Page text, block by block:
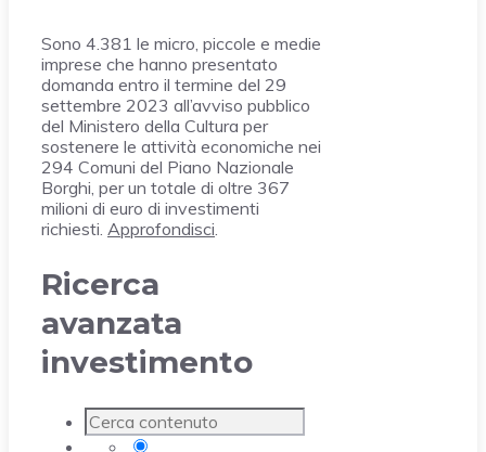
Sono 4.381 le micro, piccole e medie
imprese che hanno presentato
domanda entro il termine del 29
settembre 2023 all’avviso pubblico
del Ministero della Cultura per
sostenere le attività economiche nei
294 Comuni del Piano Nazionale
Borghi, per un totale di oltre 367
milioni di euro di investimenti
richiesti. Approfondisci.
Ricerca
avanzata
investimento